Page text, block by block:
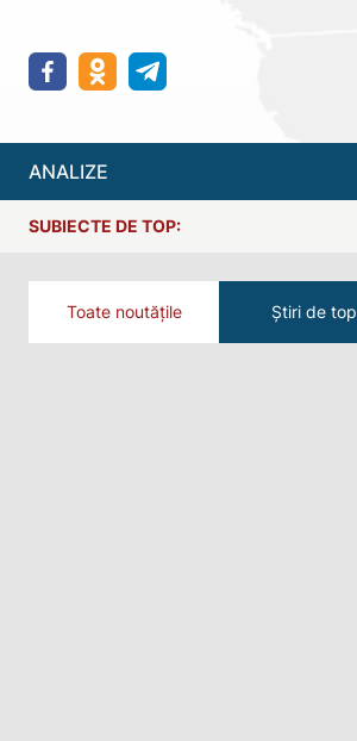
ANALIZE
SUBIECTE DE TOP:
Toate noutățile Știri de top